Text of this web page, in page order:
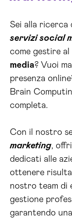
Sei alla ricerca
servizi social
come gestire
media? Vuoi
presenza
Brain
completa.
Con il nostro
marketing,
dedicati alle
ottenere
nostro team di
gestione
garantendo